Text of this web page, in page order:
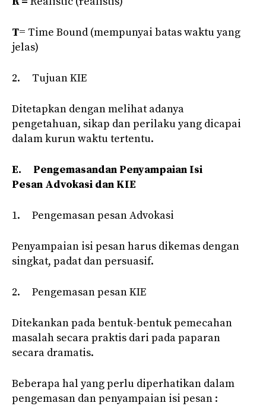
T= Time Bound (mempunyai batas waktu yang
jelas)
2. Tujuan KIE
Ditetapkan dengan melihat adanya
pengetahuan, sikap dan perilaku yang dicapai
dalam kurun waktu tertentu.
E.
Pengemasandan Penyampaian Isi
Pesan Advokasi dan KIE
1. Pengemasan pesan Advokasi
Penyampaian isi pesan harus dikemas dengan
singkat, padat dan persuasif.
2. Pengemasan pesan KIE
Ditekankan pada bentuk-bentuk pemecahan
masalah secara praktis dari pada paparan
secara dramatis.
Beberapa hal yang perlu diperhatikan dalam
pengemasan dan penyampaian isi pesan :